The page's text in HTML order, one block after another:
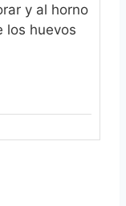
y al horno
los huevos